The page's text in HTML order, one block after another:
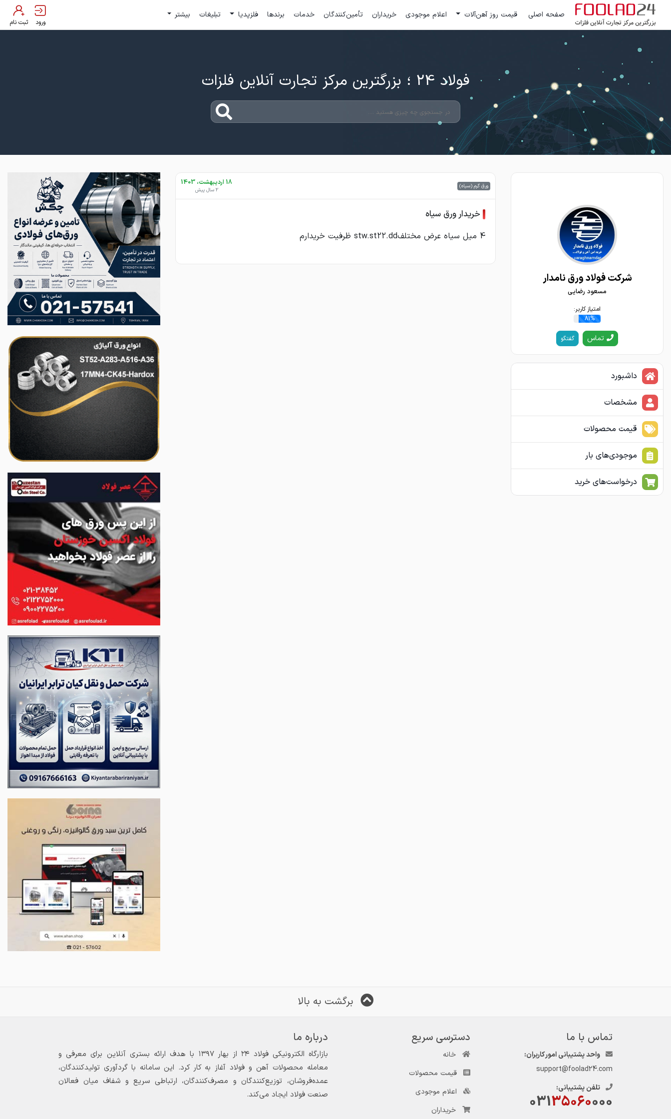
صفحه اصلی قیمت روز آهن‌آلات اعلام موجودی خریداران تأمین‌کنندگان خدمات برندها فلزپدیا تبلیغات بیشتر
ورود ثبت نام
فولاد 24 ؛ بزرگترین مرکز تجارت آنلاین فلزات
شركت فولاد ورق نامدار
مسعود رضایی
امتیاز کاربر:
81%
تماس گفتگو
داشبورد
مشخصات
قیمت محصولات
موجودی‌های بار
درخواست‌های خرید
ورق گرم (سیاه) 18 اردیبهشت، 1403
2 سال پیش
خریدار ورق سیاه
4 میل سیاه عرض مختلفstw.st22.dd ظرفیت خریدارم
برگشت به بالا
تماس با ما
واحد پشتیبانی امور کاربران:
support@foolad24.com
تلفن پشتیبانی:
03135060000
دسترسی سریع
خانه
قیمت محصولات
اعلام موجودی
خریداران
درباره ما
بازارگاه الکترونیکی فولاد ۲۴ از بهار ۱۳۹۷ با هدف ارائه بستری آنلاین برای معرفی و
معامله محصولات آهن و فولاد آغاز به کار کرد. این سامانه با گردآوری تولیدکنندگان،
عمده‌فروشان، توزیع‌کنندگان و مصرف‌کنندگان، ارتباطی سریع و شفاف میان فعالان
صنعت فولاد ایجاد می‌کند.